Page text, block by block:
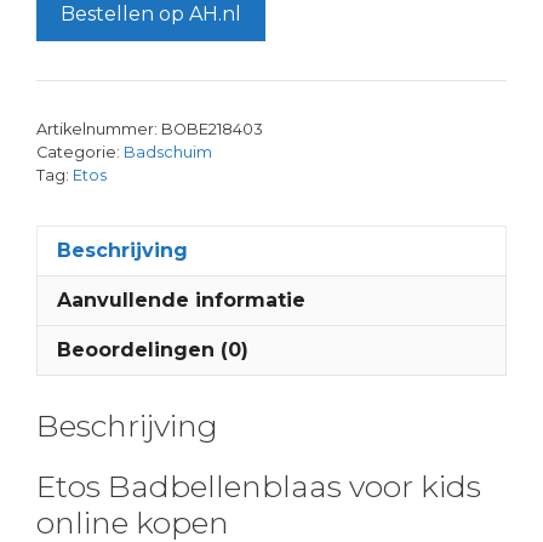
Bestellen op AH.nl
Artikelnummer: BOBE218403
Categorie: Badschuim
Tag: Etos
Beschrijving
Aanvullende informatie
Beoordelingen (0)
Beschrijving
Etos Badbellenblaas voor kids
online kopen